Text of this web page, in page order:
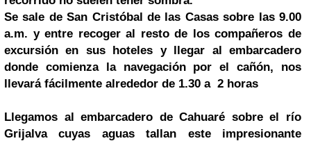
Se sale de San Cristóbal de las Casas sobre las 9.00
a.m. y entre recoger al resto de los compañeros de
excursión en sus hoteles y llegar al embarcadero
donde comienza la navegación por el cañón, nos
llevará fácilmente alrededor de 1.30 a 2 horas
Llegamos al embarcadero de Cahuaré sobre el río
Grijalva cuyas aguas tallan este impresionante